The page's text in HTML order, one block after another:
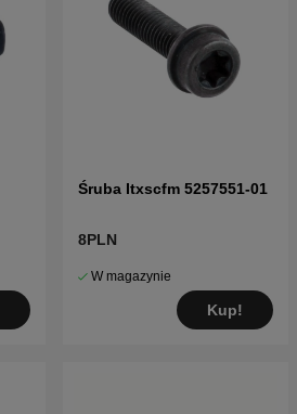
Śruba Itxscfm 5257551-01
8PLN
W magazynie
Kup!